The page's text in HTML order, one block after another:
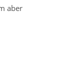
aber